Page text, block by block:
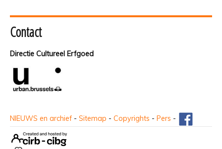
Contact
Directie Cultureel Erfgoed
NIEUWS en archief - Sitemap - Copyrights - Pers -